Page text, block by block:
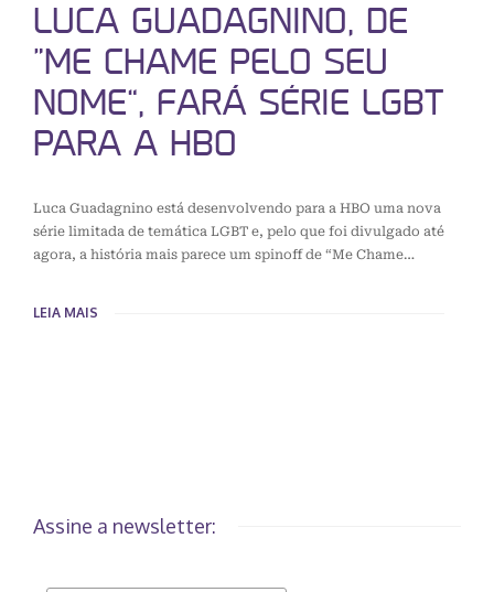
LUCA GUADAGNINO, DE
“ME CHAME PELO SEU
NOME”, FARÁ SÉRIE LGBT
PARA A HBO
Luca Guadagnino está desenvolvendo para a HBO uma nova
série limitada de temática LGBT e, pelo que foi divulgado até
agora, a história mais parece um spinoff de “Me Chame…
LEIA MAIS
Assine a newsletter: